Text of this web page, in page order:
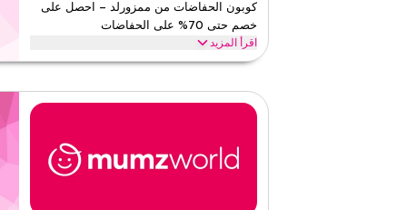
كوبون الحفاضات من ممزورلد – احصل على
خصم حتى 70% على الحفاضات
اقرأ المزيد
احصل على خصم حتى 70% مع هذا كود كوبون
ممز ورلد
ينطبق على
ويب/
على